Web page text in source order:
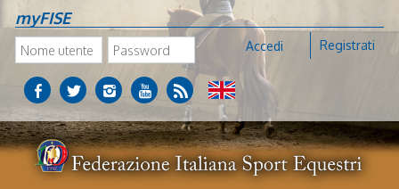
myFISE
Accedi Registrati